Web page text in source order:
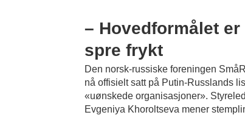
– Hovedformålet er
spre frykt
Den norsk-russiske foreningen
nå offisielt satt på Putin-Russlands
«uønskede organisasjoner».
Evgeniya Khoroltseva mener